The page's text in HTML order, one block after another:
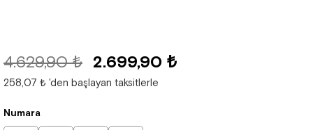
4.629,90 ₺ 2.699,90 ₺
258,07 ₺ 'den başlayan taksitlerle
Numara